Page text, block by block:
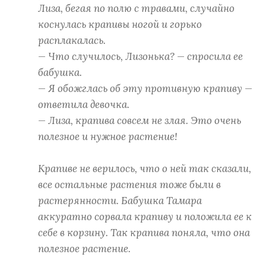
Лиза, бегая по полю с травами, случайно
коснулась крапивы ногой и горько
расплакалась.
— Что случилось, Лизонька? — cпросила ее
бабушка.
— Я обожглась об эту противную крапиву —
ответила девочка.
— Лиза, крапива совсем не злая. Это очень
полезное и нужное растение!
Крапиве не верилось, что о ней так сказали,
все остальные растения тоже были в
растерянности. Бабушка Тамара
аккуратно сорвала крапиву и положила ее к
себе в корзину. Так крапива поняла, что она
полезное растение.